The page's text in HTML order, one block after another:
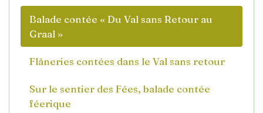
Balade contée « Du Val sans Retour au
Graal »
Flâneries contées dans le Val sans retour
Sur le sentier des Fées, balade contée
féerique